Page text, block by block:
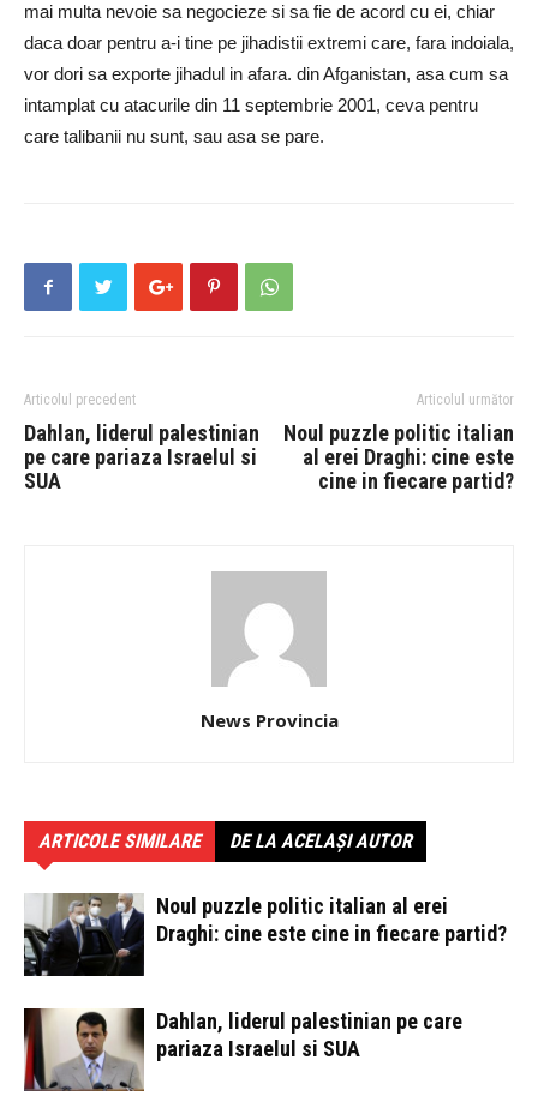
mai multa nevoie sa negocieze si sa fie de acord cu ei, chiar
daca doar pentru a-i tine pe jihadistii extremi care, fara indoiala,
vor dori sa exporte jihadul in afara. din Afganistan, asa cum sa
intamplat cu atacurile din 11 septembrie 2001, ceva pentru
care talibanii nu sunt, sau asa se pare.
Articolul precedent
Dahlan, liderul palestinian
pe care pariaza Israelul si
SUA
Articolul următor
Noul puzzle politic italian
al erei Draghi: cine este
cine in fiecare partid?
News Provincia
ARTICOLE SIMILARE DE LA ACELAȘI AUTOR
Noul puzzle politic italian al erei
Draghi: cine este cine in fiecare partid?
Dahlan, liderul palestinian pe care
pariaza Israelul si SUA